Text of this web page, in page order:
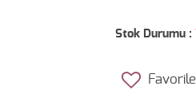
Stok Durumu :